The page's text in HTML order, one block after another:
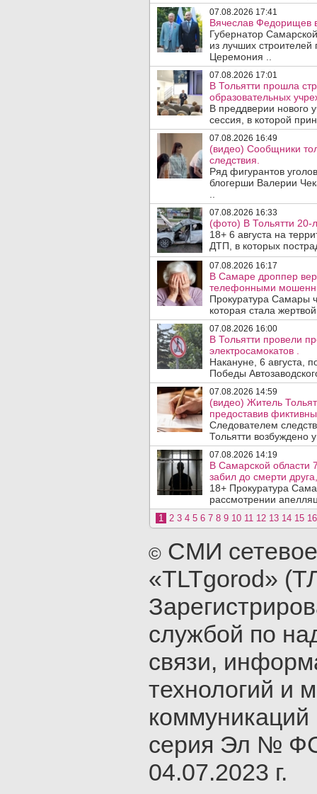
07.08.2026 17:41
Вячеслав Федорищев
Губернатор
из лучших
Церемония ..
07.08.2026 17:01
В Тольятти прошла
образовательных
В преддверии нового
сессия, в которой
07.08.2026 16:49
(видео) Сообщники
следствия.
Ряд фигурантов
блогерши Валерии
07.08.2026 16:33
(фото) В Тольятти 20-
18+ 6 августа на
ДТП, в которых
07.08.2026 16:17
В Самаре дроппер
телефонными
Прокуратура Самары
которая стала
07.08.2026 16:00
В Тольятти провели
электросамокатов .
Накануне, 6 августа,
Победы
07.08.2026 14:59
(видео) Житель
предоставив
Следователем
Тольятти возбуждено
07.08.2026 14:19
В Самарской области
забил до смерти
18+ Прокуратура
рассмотрении
1 2 3 4 5 6 7 8 9 10 11 12 13 14 15 16
© СМИ
«TLTgorod»
службой по
связи,
технологий и
серия Эл №
04.07.2023 г.